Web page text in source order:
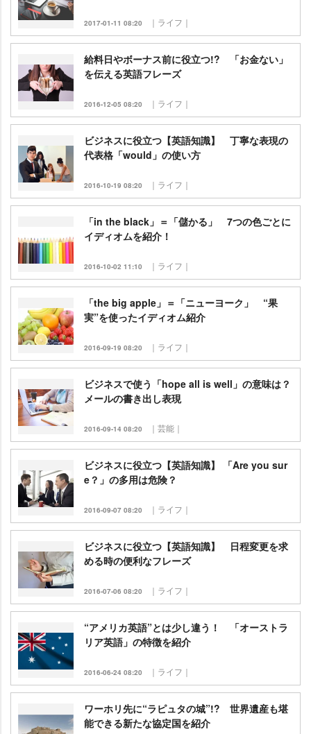
2017-01-11 08:20 ｜ライフ｜
給料日やボーナス前に役立つ!? 「お金ない」
を伝える英語フレーズ
2016-12-05 08:20 ｜ライフ｜
ビジネスに役立つ【英語知識】 丁寧な表現の
代表格「would」の使い方
2016-10-19 08:20 ｜ライフ｜
「in the black」＝「儲かる」 7つの色ごとに
イディオムを紹介！
2016-10-02 11:10 ｜ライフ｜
「the big apple」＝「ニューヨーク」 “果
実”を使ったイディオム紹介
2016-09-19 08:20 ｜ライフ｜
ビジネスで使う「hope all is well」の意味は？
メールの書き出し表現
2016-09-14 08:20 ｜芸能｜
ビジネスに役立つ【英語知識】 「Are you sur
e？」の多用は危険？
2016-09-07 08:20 ｜ライフ｜
ビジネスに役立つ【英語知識】 日程変更を求
める時の便利なフレーズ
2016-07-06 08:20 ｜ライフ｜
“アメリカ英語”とは少し違う！ 「オーストラ
リア英語」の特徴を紹介
2016-06-24 08:20 ｜ライフ｜
ワーホリ先に“ラピュタの城”!? 世界遺産も堪
能できる新たな協定国を紹介